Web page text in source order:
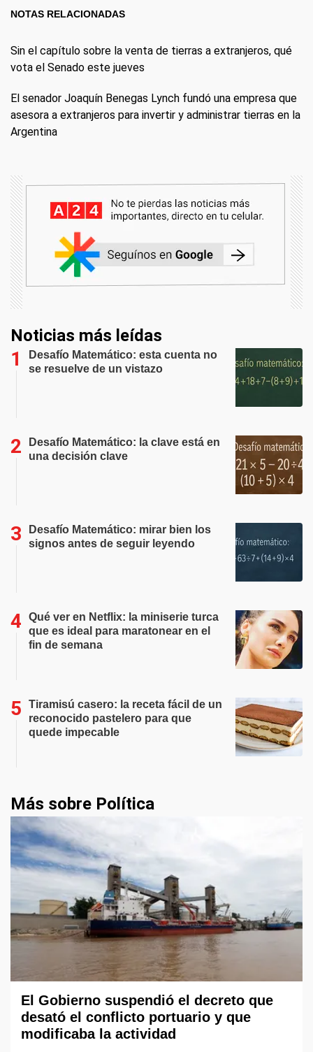
NOTAS RELACIONADAS
Sin el capítulo sobre la venta de tierras a extranjeros, qué
vota el Senado este jueves
El senador Joaquín Benegas Lynch fundó una empresa que
asesora a extranjeros para invertir y administrar tierras en la
Argentina
Noticias más leídas
Desafío Matemático: esta cuenta no
se resuelve de un vistazo
Desafío Matemático: la clave está en
una decisión clave
Desafío Matemático: mirar bien los
signos antes de seguir leyendo
Qué ver en Netflix: la miniserie turca
que es ideal para maratonear en el
fin de semana
Tiramisú casero: la receta fácil de un
reconocido pastelero para que
quede impecable
Más sobre Política
El Gobierno suspendió el decreto que
desató el conflicto portuario y que
modificaba la actividad